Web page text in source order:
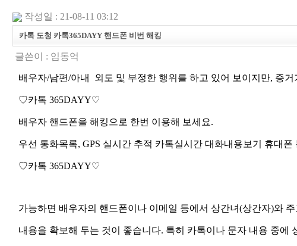
작성일 : 21-08-11 03:12
카톡 도청 카톡365DAYY 핸드폰 비번 해킹
글쓴이 : 임동억
배우자/남편/아내 외도 및 부정한 행위를 하고 있어 보이지만, 증거
♡카톡 365DAYY♡
배우자 핸드폰을 해킹으로 한번 이용해 보세요.
우선 통화목록, GPS 실시간 추적 카톡실시간 대화내용보기 휴대폰
♡카톡 365DAYY♡
가능하면 배우자의 핸드폰이나 이메일 등에서 상간녀(상간자)와
내용을 확보해 두는 것이 좋습니다. 특히 카톡이나 문자 내용 중에